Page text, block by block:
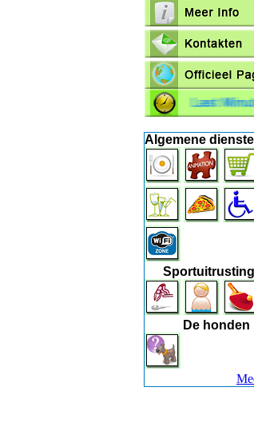
Algemene
De honden